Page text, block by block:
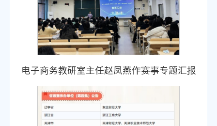
电子商务教研室主任赵凤燕作赛事专题汇报